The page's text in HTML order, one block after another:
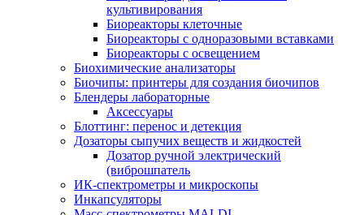
культивирования
Биореакторы клеточные
Биореакторы с одноразовыми вставками
Биореакторы с освещением
Биохимические анализаторы
Биочипы: принтеры для создания биочипов
Блендеры лабораторные
Аксессуары
Блоттинг: перенос и детекция
Дозаторы сыпучих веществ и жидкостей
Дозатор ручной электрический
(виброшпатель
ИК-спектрометры и микроскопы
Инкапсуляторы